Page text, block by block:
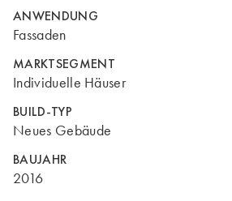
ANWENDUNG
Fassaden
MARKTSEGMENT
Individuelle Häuser
BUILD-TYP
Neues Gebäude
BAUJAHR
2016